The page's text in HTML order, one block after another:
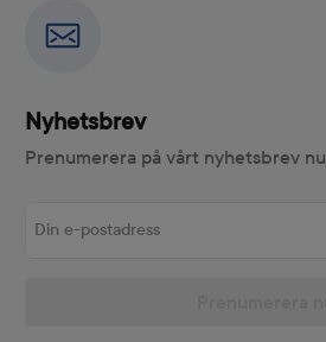
Nyhetsbrev
Prenumerera på vårt nyhetsbrev nu